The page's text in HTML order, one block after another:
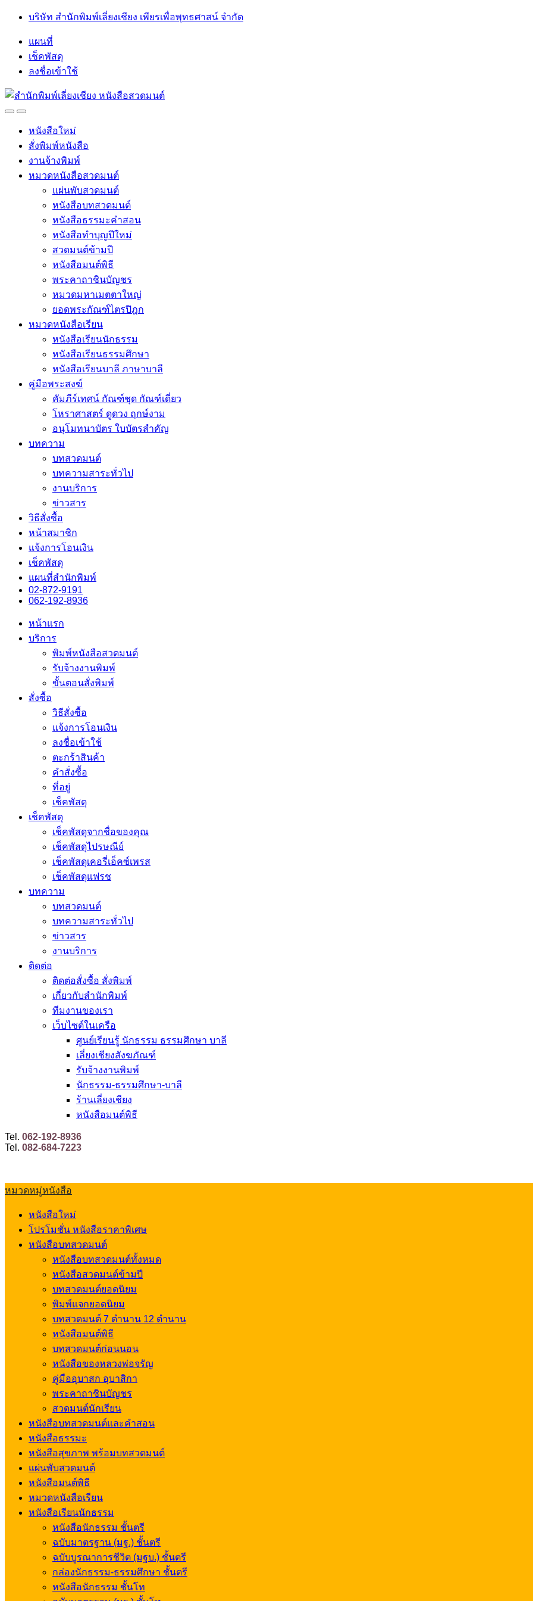
Skip
navigation
Skip
บริษัท สำนักพิมพ์เลี่ยงเชียง เพียรเพื่อพุทธศาสน์ จำกัด
แผนที่
เช็คพัสดุ
ลงชื่อเข้าใช้
OpenClose
หนังสือใหม่
สั่งพิมพ์หนังสือ
งานจ้างพิมพ์
หมวดหนังสือสวดมนต์
แผ่นพับสวดมนต์
หนังสือบทสวดมนต์
หนังสือธรรมะคำสอน
หนังสือทำบุญปีใหม่
สวดมนต์ข้ามปี
หนังสือมนต์พิธี
พระคาถาชินบัญชร
หมวดมหาเมตตาใหญ่
ยอดพระกัณฑ์ไตรปิฎก
หมวดหนังสือเรียน
หนังสือเรียนนักธรรม
หนังสือเรียนธรรมศึกษา
หนังสือเรียนบาลี ภาษาบาลี
คู่มือพระสงฆ์
คัมภีร์เทศน์ กัณฑ์ชุด กัณฑ์เดี่ยว
โหราศาสตร์ ดูดวง ฤกษ์งาม
อนุโมทนาบัตร ใบบัตรสำคัญ
บทความ
บทสวดมนต์
บทความสาระทั่วไป
งานบริการ
ข่าวสาร
วิธีสั่งซื้อ
หน้าสมาชิก
แจ้งการโอนเงิน
เช็คพัสดุ
แผนที่สำนักพิมพ์
02-872-9191
062-192-8936
หน้าแรก
บริการ
พิมพ์หนังสือสวดมนต์
รับจ้างงานพิมพ์
ขั้นตอนสั่งพิมพ์
สั่งซื้อ
วิธีสั่งซื้อ
แจ้งการโอนเงิน
ลงชื่อเข้าใช้
ตะกร้าสินค้า
คำสั่งซื้อ
ที่อยู่
เช็คพัสดุ
เช็คพัสดุ
เช็คพัสดุจากชื่อของคุณ
เช็คพัสดุไปรษณีย์
เช็คพัสดุเคอรี่เอ็คซ์เพรส
เช็คพัสดุแฟรช
บทความ
บทสวดมนต์
บทความสาระทั่วไป
ข่าวสาร
งานบริการ
ติดต่อ
ติดต่อสั่งซื้อ สั่งพิมพ์
เกี่ยวกับสำนักพิมพ์
ทีมงานของเรา
เว็บไซต์ในเครือ
ศูนย์เรียนรู้ นักธรรม ธรรมศึกษา บาลี
เลี่ยงเชียงสังฆภัณฑ์
รับจ้างงานพิมพ์
นักธรรม-ธรรมศึกษา-บาลี
ร้านเลี่ยงเชียง
หนังสือมนต์พิธี
Tel. 062-192-8936
Tel. 082-684-7223
หมวดหมู่หนังสือ
หนังสือใหม่
โปรโมชั่น หนังสือราคาพิเศษ
หนังสือบทสวดมนต์
หนังสือบทสวดมนต์ทั้งหมด
หนังสือสวดมนต์ข้ามปี
บทสวดมนต์ยอดนิยม
พิมพ์แจกยอดนิยม
บทสวดมนต์ 7 ตำนาน 12 ตำนาน
หนังสือมนต์พิธี
บทสวดมนต์ก่อนนอน
หนังสือของหลวงพ่อจรัญ
คู่มืออุบาสก อุบาสิกา
พระคาถาชินบัญชร
สวดมนต์นักเรียน
หนังสือบทสวดมนต์และคำสอน
หนังสือธรรมะ
หนังสือสุขภาพ พร้อมบทสวดมนต์
แผ่นพับสวดมนต์
หนังสือมนต์พิธี
หมวดหนังสือเรียน
หนังสือเรียนนักธรรม
หนังสือนักธรรม ชั้นตรี
ฉบับมาตรฐาน (มฐ.) ชั้นตรี
ฉบับบูรณาการชีวิต (มฐบ.) ชั้นตรี
กล่องนักธรรม-ธรรมศึกษา ชั้นตรี
หนังสือนักธรรม ชั้นโท